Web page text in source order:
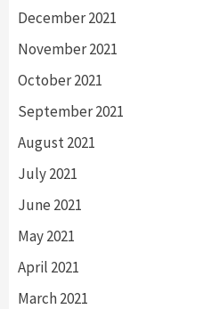
December 2021
November 2021
October 2021
September 2021
August 2021
July 2021
June 2021
May 2021
April 2021
March 2021